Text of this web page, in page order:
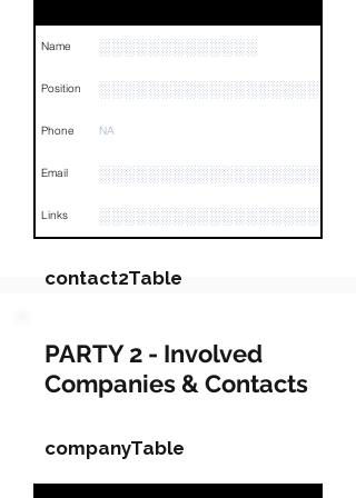
Name ░░░░░░░░░░░░░
Position ░░░░░░░░░░░░░░░░░░
Phone NA
Email
Links
contact2Table
Field Value
Name
Position
Phone NA
PARTY 2 - Involved
Companies & Contacts
companyTable